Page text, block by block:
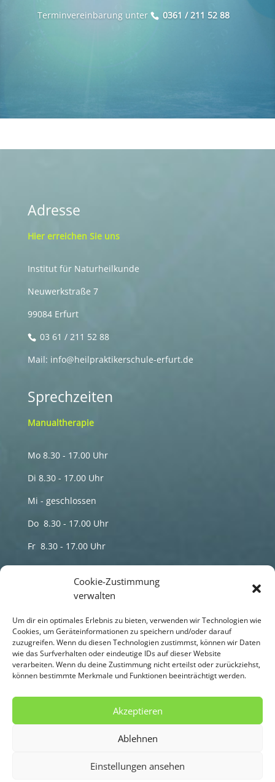
Cookie-Zustimmung
verwalten
Um dir ein optimales Erlebnis zu bieten, verwenden wir Technologien wie
Cookies, um Geräteinformationen zu speichern und/oder darauf
zuzugreifen. Wenn du diesen Technologien zustimmst, können wir Daten
wie das Surfverhalten oder eindeutige IDs auf dieser Website
verarbeiten. Wenn du deine Zustimmung nicht erteilst oder zurückziehst,
können bestimmte Merkmale und Funktionen beeinträchtigt werden.
Akzeptieren
Ablehnen
Einstellungen ansehen
Terminvereinbarung unter
0361 / 211 52 88
Adresse
Hier erreichen Sie uns
Institut für Naturheilkunde
Neuwerkstraße 7
99084 Erfurt
03 61 / 211 52 88
Mail: info@heilpraktikerschule-erfurt.de
Sprechzeiten
Manualtherapie
Mo 8.30 - 17.00 Uhr
Di 8.30 - 17.00 Uhr
Mi - geschlossen
Do 8.30 - 17.00 Uhr
Fr 8.30 - 17.00 Uhr
Termine nur nach telefonischer Vereinbarung
Sprechzeiten
HP Maren Schmidt Naturheilpraxis
Di 8.00 - 18.00 Uhr
Termine nur nach telefonischer Vereinbarung